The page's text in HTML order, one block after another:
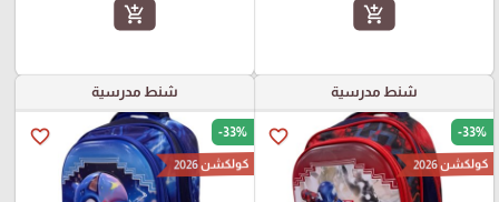
add_shopping_cart
add_shopping_cart
شنط مدرسية
favorite_border -33%
كولكشن 2026
شنط مدرسية
favorite_border -33%
كولكشن 2026